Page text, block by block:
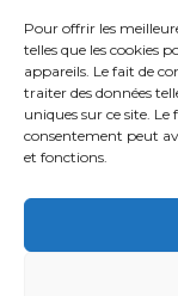
Pour offrir les
telles que les cookies
appareils. Le fait de
traiter des données
uniques sur ce site.
consentement peut
et fonctions.
©